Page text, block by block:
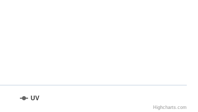
UV
Highcharts.com